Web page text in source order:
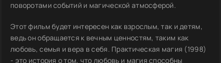
поворотами событий и магической атмосферой.
Этот фильм будет интересен как взрослым, так и детям,
ведь он обращается к вечным ценностям, таким как
любовь, семья и вера в себя. Практическая магия (1998)
- это история о том, что любовь и магия способны